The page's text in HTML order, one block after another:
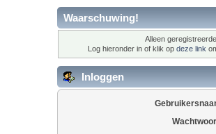
Waarschuwing!
Alleen
Log hieronder in of klik op deze link
Inloggen